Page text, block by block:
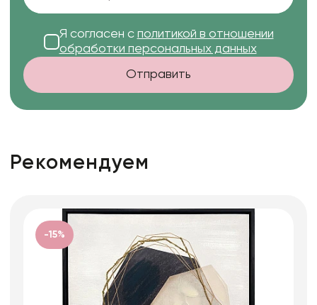
Я согласен с политикой в отношении
обработки персональных данных
Отправить
Рекомендуем
-15%